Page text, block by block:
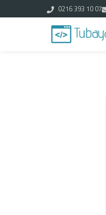
0216 393 10 07